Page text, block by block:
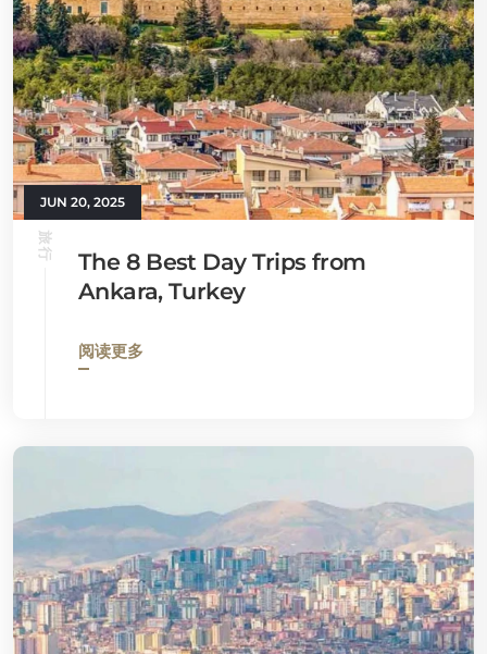
JUN 20, 2025
旅行
The 8 Best Day Trips from
Ankara, Turkey
阅读更多